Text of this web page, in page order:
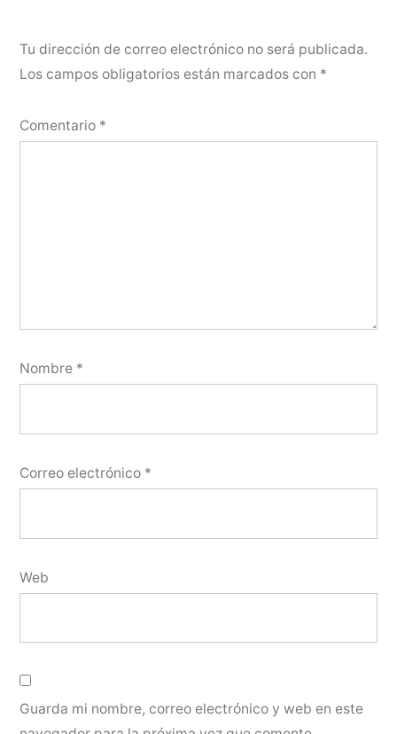
Tu dirección de correo electrónico no será publicada.
Los campos obligatorios están marcados con *
Comentario *
Nombre *
Correo electrónico *
Web
Guarda mi nombre, correo electrónico y web en este